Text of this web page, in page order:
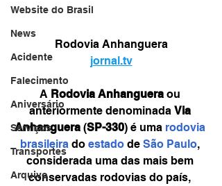
Website do Brasil
News
Acidente
Falecimento
Aniversário
Serviços
Transportes
Arquivo
Rodovia Anhanguera
jornal.tv
A Rodovia Anhanguera ou
anteriormente denominada Via
Anhanguera (SP-330) é uma rodovia
brasileira do estado de São Paulo,
considerada uma das mais bem
conservadas rodovias do país,